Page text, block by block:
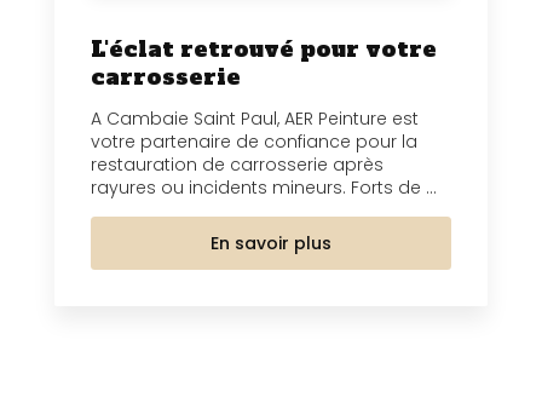
L'éclat retrouvé pour votre
carrosserie
A Cambaie Saint Paul, AER Peinture est
votre partenaire de confiance pour la
restauration de carrosserie après
rayures ou incidents mineurs. Forts de ...
En savoir plus